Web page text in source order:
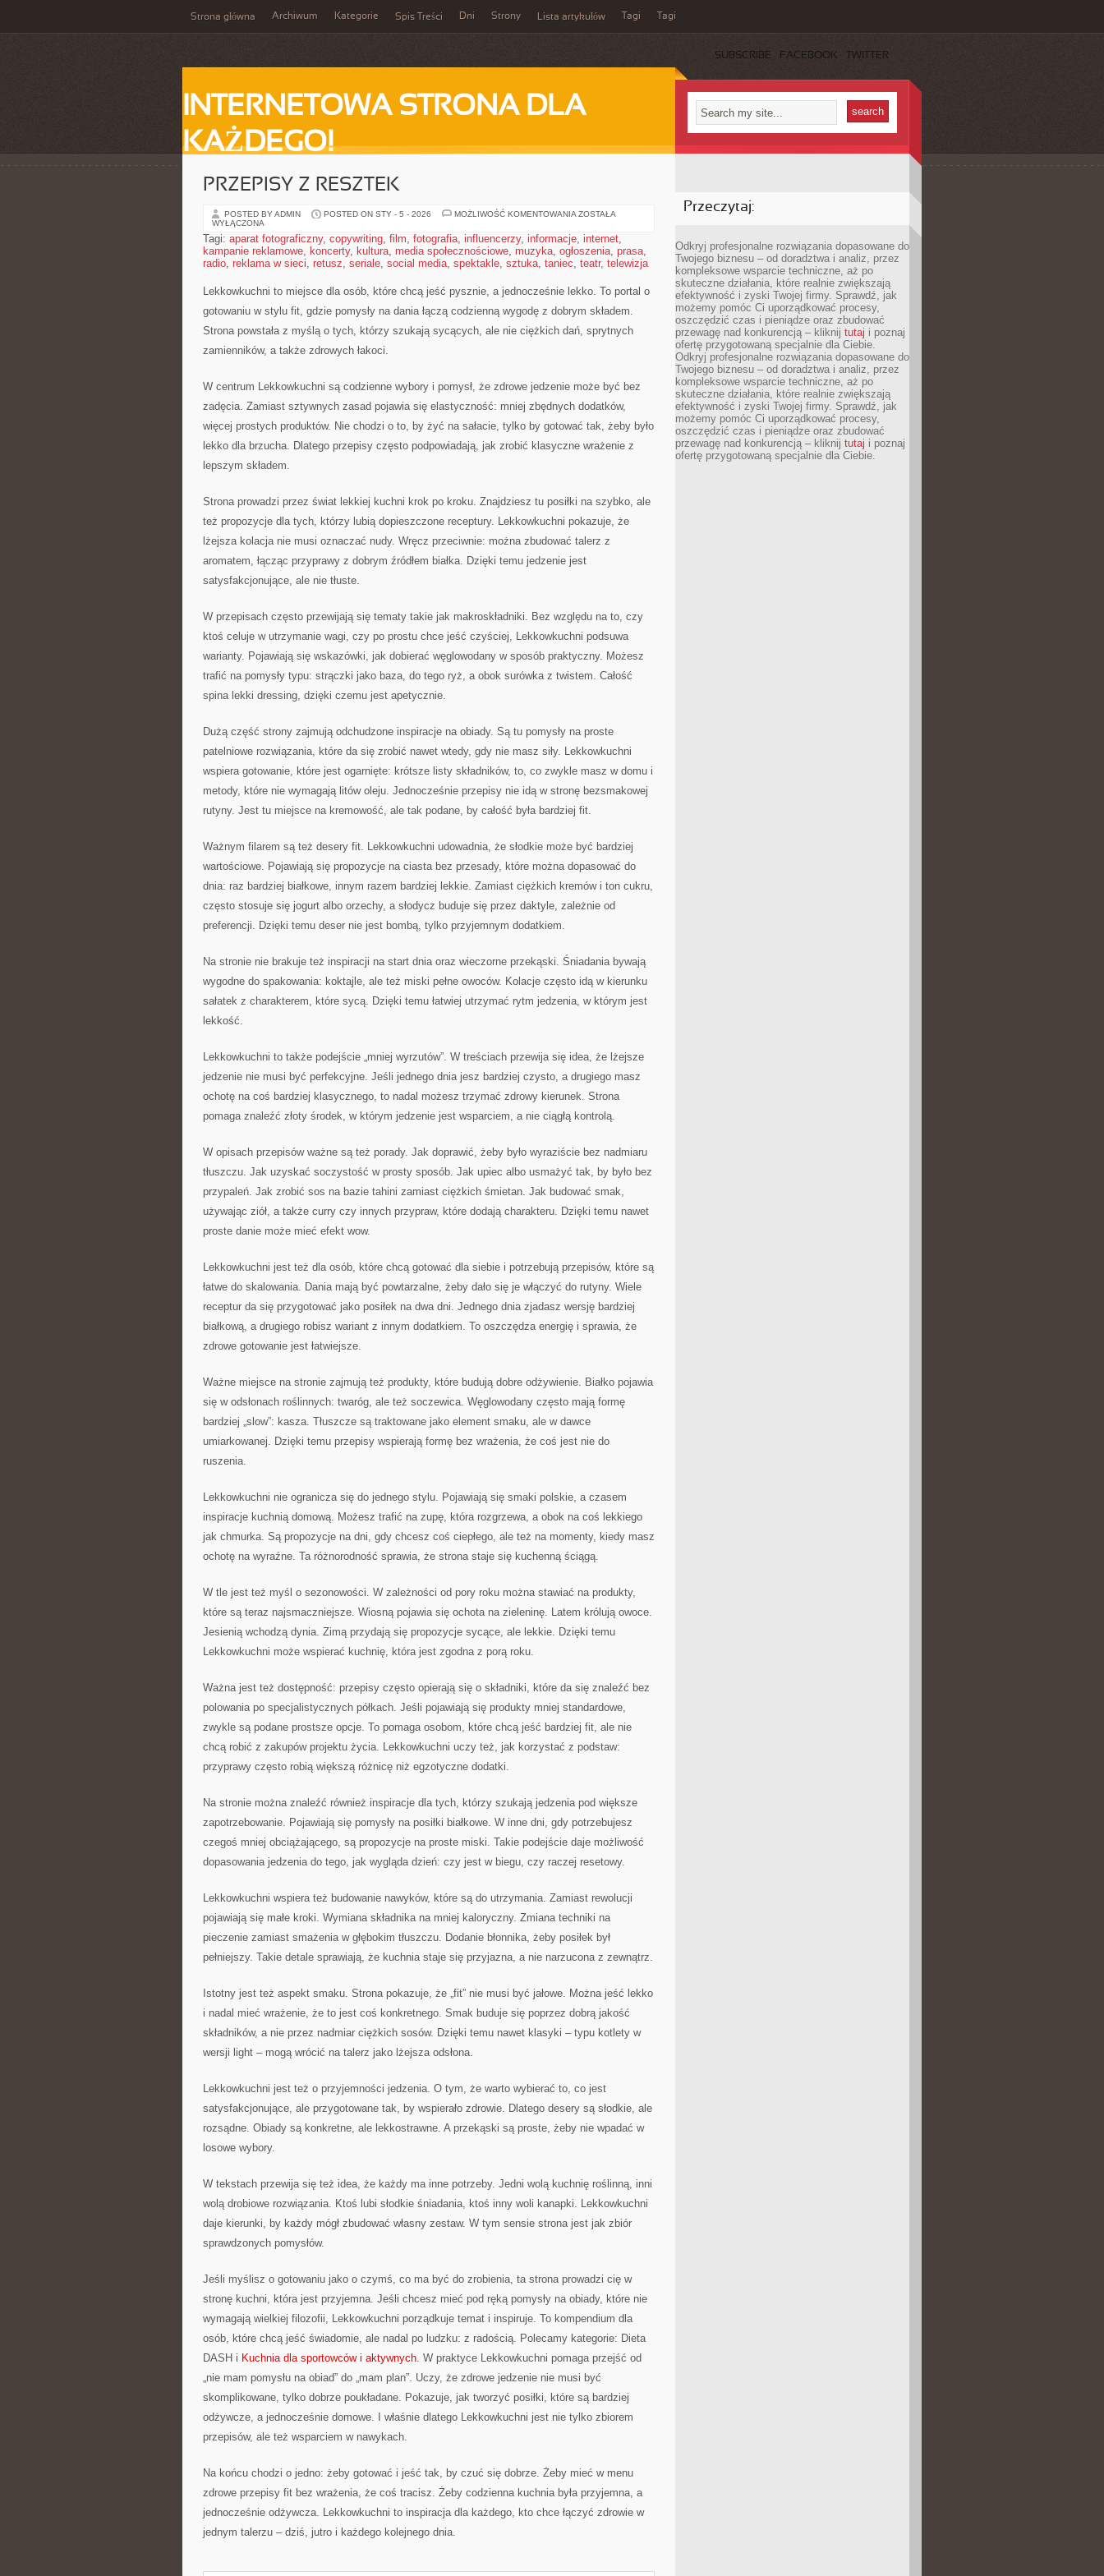
Strona główna Archiwum Kategorie Spis Treści Dni Strony Lista artykułów Tagi Tagi
SUBSCRIBE FACEBOOK TWITTER
INTERNETOWA STRONA DLA
KAŻDEGO!
PRZEPISY Z RESZTEK
POSTED BY ADMIN POSTED ON STY - 5 - 2026 MOŻLIWOŚĆ KOMENTOWANIA PRZEPISY
ZOSTAŁA
WYŁĄCZONA
Tagi: aparat fotograficzny, copywriting, film, fotografia, influencerzy, informacje, internet,
kampanie reklamowe, koncerty, kultura, media społecznościowe, muzyka, ogłoszenia, prasa,
radio, reklama w sieci, retusz, seriale, social media, spektakle, sztuka, taniec, teatr, telewizja
Lekkowkuchni to miejsce dla osób, które chcą jeść pysznie, a jednocześnie lekko. To portal o
gotowaniu w stylu fit, gdzie pomysły na dania łączą codzienną wygodę z dobrym składem.
Strona powstała z myślą o tych, którzy szukają sycących, ale nie ciężkich dań, sprytnych
zamienników, a także zdrowych łakoci.
W centrum Lekkowkuchni są codzienne wybory i pomysł, że zdrowe jedzenie może być bez
zadęcia. Zamiast sztywnych zasad pojawia się elastyczność: mniej zbędnych dodatków,
więcej prostych produktów. Nie chodzi o to, by żyć na sałacie, tylko by gotować tak, żeby było
lekko dla brzucha. Dlatego przepisy często podpowiadają, jak zrobić klasyczne wrażenie z
lepszym składem.
Strona prowadzi przez świat lekkiej kuchni krok po kroku. Znajdziesz tu posiłki na szybko, ale
też propozycje dla tych, którzy lubią dopieszczone receptury. Lekkowkuchni pokazuje, że
lżejsza kolacja nie musi oznaczać nudy. Wręcz przeciwnie: można zbudować talerz z
aromatem, łącząc przyprawy z dobrym źródłem białka. Dzięki temu jedzenie jest
satysfakcjonujące, ale nie tłuste.
W przepisach często przewijają się tematy takie jak makroskładniki. Bez względu na to, czy
ktoś celuje w utrzymanie wagi, czy po prostu chce jeść czyściej, Lekkowkuchni podsuwa
warianty. Pojawiają się wskazówki, jak dobierać węglowodany w sposób praktyczny. Możesz
trafić na pomysły typu: strączki jako baza, do tego ryż, a obok surówka z twistem. Całość
spina lekki dressing, dzięki czemu jest apetycznie.
Dużą część strony zajmują odchudzone inspiracje na obiady. Są tu pomysły na proste
patelniowe rozwiązania, które da się zrobić nawet wtedy, gdy nie masz siły. Lekkowkuchni
wspiera gotowanie, które jest ogarnięte: krótsze listy składników, to, co zwykle masz w domu i
metody, które nie wymagają litów oleju. Jednocześnie przepisy nie idą w stronę bezsmakowej
rutyny. Jest tu miejsce na kremowość, ale tak podane, by całość była bardziej fit.
Ważnym filarem są też desery fit. Lekkowkuchni udowadnia, że słodkie może być bardziej
wartościowe. Pojawiają się propozycje na ciasta bez przesady, które można dopasować do
dnia: raz bardziej białkowe, innym razem bardziej lekkie. Zamiast ciężkich kremów i ton cukru,
często stosuje się jogurt albo orzechy, a słodycz buduje się przez daktyle, zależnie od
preferencji. Dzięki temu deser nie jest bombą, tylko przyjemnym dodatkiem.
Na stronie nie brakuje też inspiracji na start dnia oraz wieczorne przekąski. Śniadania bywają
wygodne do spakowania: koktajle, ale też miski pełne owoców. Kolacje często idą w kierunku
sałatek z charakterem, które sycą. Dzięki temu łatwiej utrzymać rytm jedzenia, w którym jest
lekkość.
Lekkowkuchni to także podejście „mniej wyrzutów”. W treściach przewija się idea, że lżejsze
jedzenie nie musi być perfekcyjne. Jeśli jednego dnia jesz bardziej czysto, a drugiego masz
ochotę na coś bardziej klasycznego, to nadal możesz trzymać zdrowy kierunek. Strona
pomaga znaleźć złoty środek, w którym jedzenie jest wsparciem, a nie ciągłą kontrolą.
W opisach przepisów ważne są też porady. Jak doprawić, żeby było wyraziście bez nadmiaru
tłuszczu. Jak uzyskać soczystość w prosty sposób. Jak upiec albo usmażyć tak, by było bez
przypaleń. Jak zrobić sos na bazie tahini zamiast ciężkich śmietan. Jak budować smak,
używając ziół, a także curry czy innych przypraw, które dodają charakteru. Dzięki temu nawet
proste danie może mieć efekt wow.
Lekkowkuchni jest też dla osób, które chcą gotować dla siebie i potrzebują przepisów, które są
łatwe do skalowania. Dania mają być powtarzalne, żeby dało się je włączyć do rutyny. Wiele
receptur da się przygotować jako posiłek na dwa dni. Jednego dnia zjadasz wersję bardziej
białkową, a drugiego robisz wariant z innym dodatkiem. To oszczędza energię i sprawia, że
zdrowe gotowanie jest łatwiejsze.
Ważne miejsce na stronie zajmują też produkty, które budują dobre odżywienie. Białko pojawia
się w odsłonach roślinnych: twaróg, ale też soczewica. Węglowodany często mają formę
bardziej „slow”: kasza. Tłuszcze są traktowane jako element smaku, ale w dawce
umiarkowanej. Dzięki temu przepisy wspierają formę bez wrażenia, że coś jest nie do
ruszenia.
Lekkowkuchni nie ogranicza się do jednego stylu. Pojawiają się smaki polskie, a czasem
inspiracje kuchnią domową. Możesz trafić na zupę, która rozgrzewa, a obok na coś lekkiego
jak chmurka. Są propozycje na dni, gdy chcesz coś ciepłego, ale też na momenty, kiedy masz
ochotę na wyraźne. Ta różnorodność sprawia, że strona staje się kuchenną ściągą.
W tle jest też myśl o sezonowości. W zależności od pory roku można stawiać na produkty,
które są teraz najsmaczniejsze. Wiosną pojawia się ochota na zieleninę. Latem królują owoce.
Jesienią wchodzą dynia. Zimą przydają się propozycje sycące, ale lekkie. Dzięki temu
Lekkowkuchni może wspierać kuchnię, która jest zgodna z porą roku.
Ważna jest też dostępność: przepisy często opierają się o składniki, które da się znaleźć bez
polowania po specjalistycznych półkach. Jeśli pojawiają się produkty mniej standardowe,
zwykle są podane prostsze opcje. To pomaga osobom, które chcą jeść bardziej fit, ale nie
chcą robić z zakupów projektu życia. Lekkowkuchni uczy też, jak korzystać z podstaw:
przyprawy często robią większą różnicę niż egzotyczne dodatki.
Na stronie można znaleźć również inspiracje dla tych, którzy szukają jedzenia pod większe
zapotrzebowanie. Pojawiają się pomysły na posiłki białkowe. W inne dni, gdy potrzebujesz
czegoś mniej obciążającego, są propozycje na proste miski. Takie podejście daje możliwość
dopasowania jedzenia do tego, jak wygląda dzień: czy jest w biegu, czy raczej resetowy.
Lekkowkuchni wspiera też budowanie nawyków, które są do utrzymania. Zamiast rewolucji
pojawiają się małe kroki. Wymiana składnika na mniej kaloryczny. Zmiana techniki na
pieczenie zamiast smażenia w głębokim tłuszczu. Dodanie błonnika, żeby posiłek był
pełniejszy. Takie detale sprawiają, że kuchnia staje się przyjazna, a nie narzucona z zewnątrz.
Istotny jest też aspekt smaku. Strona pokazuje, że „fit” nie musi być jałowe. Można jeść lekko
i nadal mieć wrażenie, że to jest coś konkretnego. Smak buduje się poprzez dobrą jakość
składników, a nie przez nadmiar ciężkich sosów. Dzięki temu nawet klasyki – typu kotlety w
wersji light – mogą wrócić na talerz jako lżejsza odsłona.
Lekkowkuchni jest też o przyjemności jedzenia. O tym, że warto wybierać to, co jest
satysfakcjonujące, ale przygotowane tak, by wspierało zdrowie. Dlatego desery są słodkie, ale
rozsądne. Obiady są konkretne, ale lekkostrawne. A przekąski są proste, żeby nie wpadać w
losowe wybory.
W tekstach przewija się też idea, że każdy ma inne potrzeby. Jedni wolą kuchnię roślinną, inni
wolą drobiowe rozwiązania. Ktoś lubi słodkie śniadania, ktoś inny woli kanapki. Lekkowkuchni
daje kierunki, by każdy mógł zbudować własny zestaw. W tym sensie strona jest jak zbiór
sprawdzonych pomysłów.
Jeśli myślisz o gotowaniu jako o czymś, co ma być do zrobienia, ta strona prowadzi cię w
stronę kuchni, która jest przyjemna. Jeśli chcesz mieć pod ręką pomysły na obiady, które nie
wymagają wielkiej filozofii, Lekkowkuchni porządkuje temat i inspiruje. To kompendium dla
osób, które chcą jeść świadomie, ale nadal po ludzku: z radością. Polecamy kategorie: Dieta
DASH i Kuchnia dla sportowców i aktywnych. W praktyce Lekkowkuchni pomaga przejść od
„nie mam pomysłu na obiad” do „mam plan”. Uczy, że zdrowe jedzenie nie musi być
skomplikowane, tylko dobrze poukładane. Pokazuje, jak tworzyć posiłki, które są bardziej
odżywcze, a jednocześnie domowe. I właśnie dlatego Lekkowkuchni jest nie tylko zbiorem
przepisów, ale też wsparciem w nawykach.
Na końcu chodzi o jedno: żeby gotować i jeść tak, by czuć się dobrze. Żeby mieć w menu
zdrowe przepisy fit bez wrażenia, że coś tracisz. Żeby codzienna kuchnia była przyjemna, a
jednocześnie odżywcza. Lekkowkuchni to inspiracja dla każdego, kto chce łączyć zdrowie w
jednym talerzu – dziś, jutro i każdego kolejnego dnia.
Przeczytaj:
Odkryj profesjonalne rozwiązania dopasowane do
Twojego biznesu – od doradztwa i analiz, przez
kompleksowe wsparcie techniczne, aż po
skuteczne działania, które realnie zwiększają
efektywność i zyski Twojej firmy. Sprawdź, jak
możemy pomóc Ci uporządkować procesy,
oszczędzić czas i pieniądze oraz zbudować
przewagę nad konkurencją – kliknij tutaj i poznaj
ofertę przygotowaną specjalnie dla Ciebie.
Odkryj profesjonalne rozwiązania dopasowane do
Twojego biznesu – od doradztwa i analiz, przez
kompleksowe wsparcie techniczne, aż po
skuteczne działania, które realnie zwiększają
efektywność i zyski Twojej firmy. Sprawdź, jak
możemy pomóc Ci uporządkować procesy,
oszczędzić czas i pieniądze oraz zbudować
przewagę nad konkurencją – kliknij tutaj i poznaj
ofertę przygotowaną specjalnie dla Ciebie.